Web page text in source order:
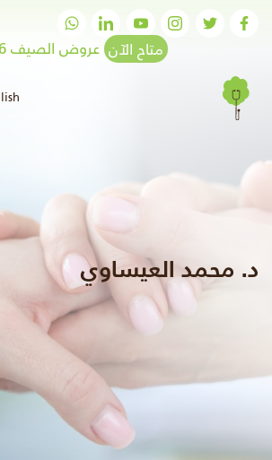
متاح الآن عروض الصيف 2026
د. محمد العيساوي